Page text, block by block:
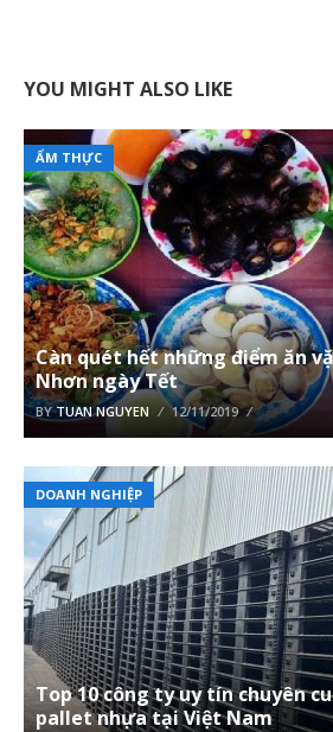
YOU MIGHT ALSO LIKE
ẨM THỰC
Càn quét hết những điểm ăn
Nhơn ngày Tết
BYTUAN NGUYEN 12/11/2019
DOANH NGHIỆP
Top 10 công ty uy tín chuyên
pallet nhựa tại Việt Nam